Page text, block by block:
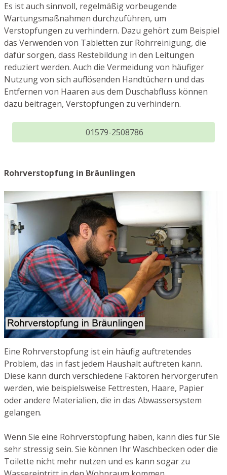
Es ist auch sinnvoll, regelmäßig vorbeugende
Wartungsmaßnahmen durchzuführen, um
Verstopfungen zu verhindern. Dazu gehört zum Beispiel
das Verwenden von Tabletten zur Rohrreinigung, die
dafür sorgen, dass Restebildung in den Leitungen
reduziert werden. Auch die Vermeidung von häufiger
Nutzung von sich auflösenden Handtüchern und das
Entfernen von Haaren aus dem Duschabfluss können
dazu beitragen, Verstopfungen zu verhindern.
01579-2508786
Rohrverstopfung in Bräunlingen
Eine Rohrverstopfung ist ein häufig auftretendes
Problem, das in fast jedem Haushalt auftreten kann.
Diese kann durch verschiedene Faktoren hervorgerufen
werden, wie beispielsweise Fettresten, Haare, Papier
oder andere Materialien, die in das Abwassersystem
gelangen.
Wenn Sie eine Rohrverstopfung haben, kann dies für Sie
sehr stressig sein. Sie können Ihr Waschbecken oder die
Toilette nicht mehr nutzen und es kann sogar zu